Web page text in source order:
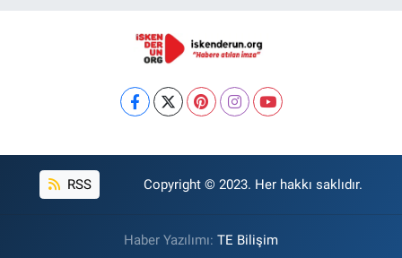
RSS Copyright © 2023. Her hakkı saklıdır.
Haber Yazılımı: TE Bilişim